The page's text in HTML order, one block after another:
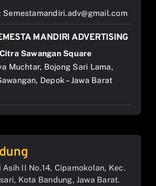
Semestamandiri.adv@gmail.com
MANDIRI ADVERTISING
Sawangan Square
Muchtar, Bojong Sari Lama,
Depok – Jawa Barat
Asih II No.14, Cipamokolan, Kec.
Kota Bandung, Jawa Barat.